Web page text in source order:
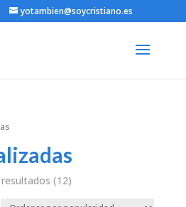
yotambien@soycristiano.es
(12)